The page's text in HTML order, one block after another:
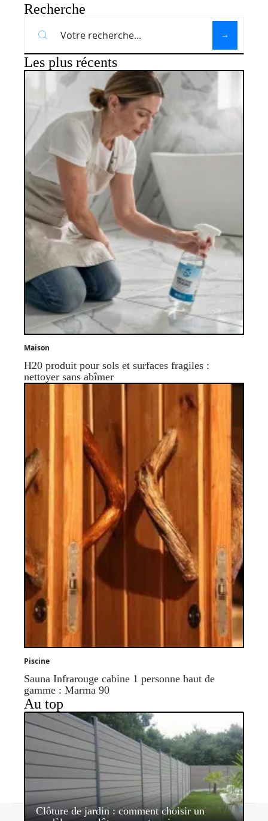
Recherche
Les plus récents
Maison
H20 produit pour sols et surfaces fragiles :
nettoyer sans abîmer
Piscine
Sauna Infrarouge cabine 1 personne haut de
gamme : Marma 90
Au top
Clôture de jardin : comment choisir un